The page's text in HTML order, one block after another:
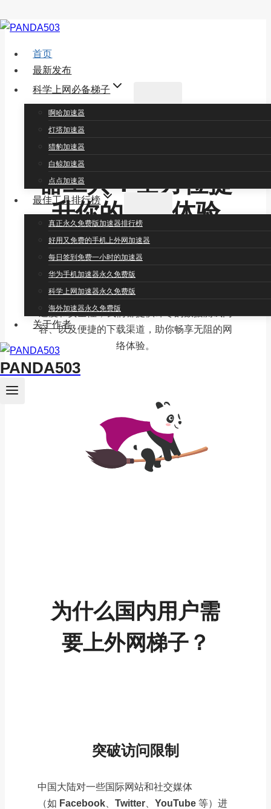
跳
首页
最新发布
科学上网必备梯子
啊哈加速器
灯塔加速器
猎豹加速器
白鲸加速器
点点加速器
最佳工具排行榜
真正永久免费版加速器排行榜
好用又免费的手机上外网加速器
每日签到免费一小时的加速器
华为手机加速器永久免费版
科学上网加速器永久免费版
海外加速器永久免费版
关于作者
PANDA503
Best Network Tools:
寻找最优质的加速
器工具：全方位提
升你的上网体验
欢迎来到PANDA503 博客
注于评测各种外网加速器工具，旨在帮助用户
找到最适合自己的科学上网方案。无论你是需
要翻墙访问被限制的网站，还是希望提高网络
速度和安全性，我们都提供详尽的数据测试内
容、以及便捷的下载渠道，助你畅享无阻的网
络体验。
为什么国内用户需
要上外网梯子？
突破访问限制
中国大陆对一些国际网站和社交媒体
（如 Facebook Twitter YouTube 等）进